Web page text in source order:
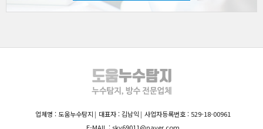
업체명 : 도움누수탐지 대표자 : 김남익
사업자등록번호 : 529-18-00961